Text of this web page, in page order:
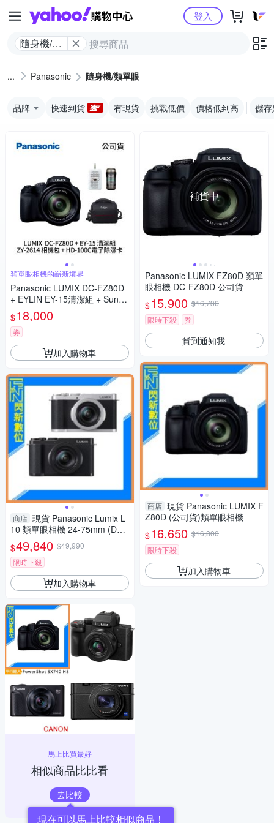
Yahoo購物中心
隨身機/類
登入
Panasonic 隨身機/類單眼
品牌 快速到貨 有現貨 挑戰低價 價格低到高 儲
類單眼相機的嶄新境界
Panasonic LUMIX DC-FZ80D
+ EYLIN EY-15清潔組 + SunLi
ght ZY-2614相機包 + EirMai 銳
瑪 HD-100C電子除濕卡 FZ80
D (公司貨)
$18,000
券
加入購物車
商店 現貨 Panasonic Lumix L
10 類單眼相機 24-75mm (DC-
L10,公司貨)
$49,840 $49,990
限時下殺
加入購物車
馬上比買最好
相似商品比比看
去比較
現在可以馬上比較相似商品！
補貨中
Panasonic LUMIX FZ80D 類單
眼相機 DC-FZ80D 公司貨
$15,900 $16,736
限時下殺
券
貨到通知我
商店 現貨 Panasonic LUMIX F
Z80D (公司貨)類單眼相機
$16,650 $16,800
限時下殺
加入購物車